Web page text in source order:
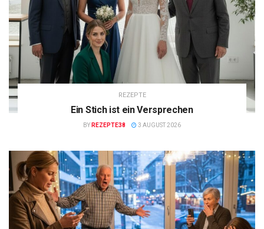
REZEPTE
Ein Stich ist ein Versprechen
BY REZEPTE38 3 AUGUST 2026